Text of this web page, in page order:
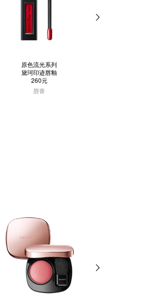
原色流光系列
黛珂印迹唇釉
260元
唇膏